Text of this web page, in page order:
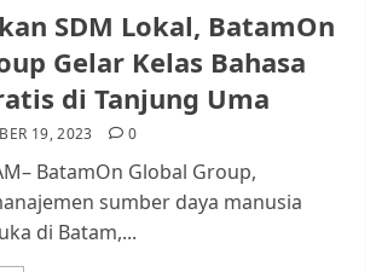
SDM Lokal, BatamOn
Gelar Kelas Bahasa
di Tanjung Uma
19, 2023 0
BatamOn Global Group,
sumber daya manusia
di Batam,...
Resahkan Warga
Tim Advokasi Desak BP Batam
Berhenti Merampas Tanah
Warga Rempang
JULI 15, 2026 0